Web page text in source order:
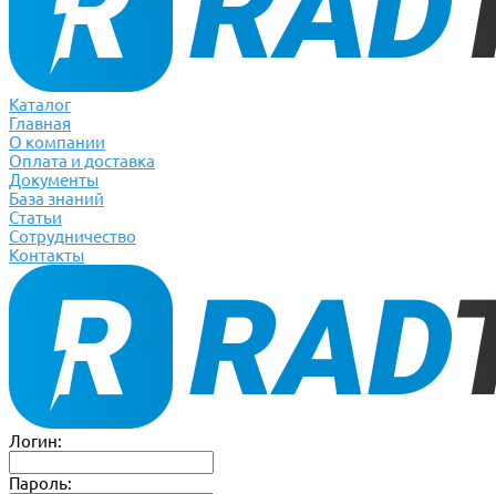
Каталог
Главная
О компании
Оплата и доставка
Документы
База знаний
Статьи
Сотрудничество
Контакты
Логин:
Пароль: